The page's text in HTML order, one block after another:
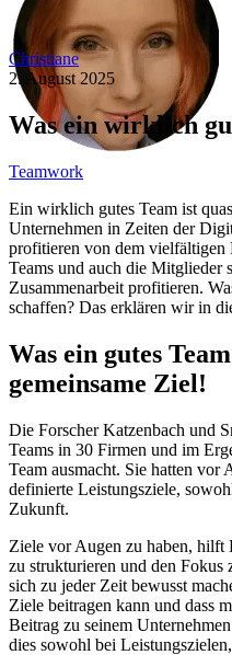
Christiane
2. August 2025
Was ein wirklich
Teamwork
Ein wirklich gutes Team ist
Unternehmen in Zeiten der
profitieren von dem vielfältigen
Teams und auch die Mitglieder
Zusammenarbeit profitieren.
schaffen? Das erklären wir in
Was ein gutes
gemeinsame Ziel!
Die Forscher Katzenbach und
Teams in 30 Firmen und im
Team ausmacht. Sie hatten vor
definierte Leistungsziele,
Zukunft.
Ziele vor Augen zu haben,
zu strukturieren und den Fokus
sich zu jeder Zeit bewusst
Ziele beitragen kann und dass
Beitrag zu seinem
dies sowohl bei